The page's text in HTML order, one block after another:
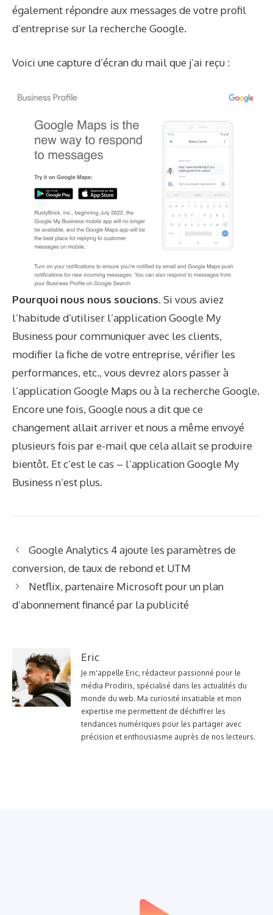
également répondre aux messages de votre profil
d’entreprise sur la recherche Google.
Voici une capture d’écran du mail que j’ai reçu :
Pourquoi nous nous soucions. Si vous aviez
l’habitude d’utiliser l’application Google My
Business pour communiquer avec les clients,
modifier la fiche de votre entreprise, vérifier les
performances, etc., vous devrez alors passer à
l’application Google Maps ou à la recherche Google.
Encore une fois, Google nous a dit que ce
changement allait arriver et nous a même envoyé
plusieurs fois par e-mail que cela allait se produire
bientôt. Et c’est le cas – l’application Google My
Business n’est plus.
Google Analytics 4 ajoute les paramètres de
conversion, de taux de rebond et UTM
Netflix, partenaire Microsoft pour un plan
d’abonnement financé par la publicité
Eric
Je m'appelle Eric, rédacteur passionné pour le
média Prodiris, spécialisé dans les actualités du
monde du web. Ma curiosité insatiable et mon
expertise me permettent de déchiffrer les
tendances numériques pour les partager avec
précision et enthousiasme auprès de nos lecteurs.